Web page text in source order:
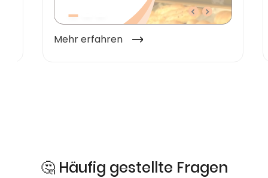
🤔 Häufig gestellte Fragen